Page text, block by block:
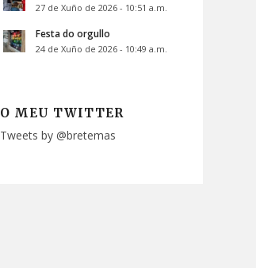
27 de Xuño de 2026 - 10:51 a.m.
Festa do orgullo
24 de Xuño de 2026 - 10:49 a.m.
O MEU TWITTER
Tweets by @bretemas